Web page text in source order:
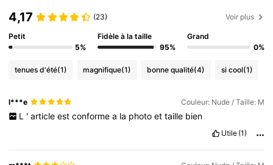
4,17 (23) Voir plus
Petit
5%
Fidèle à la taille
95%
Grand
0%
tenues d'été(1) magnifique(1) bonne qualité(4) si cool(1)
l***e Couleur: Nude / Taille: M
L ' article est conforme a la photo et taille bien
Utile (1)